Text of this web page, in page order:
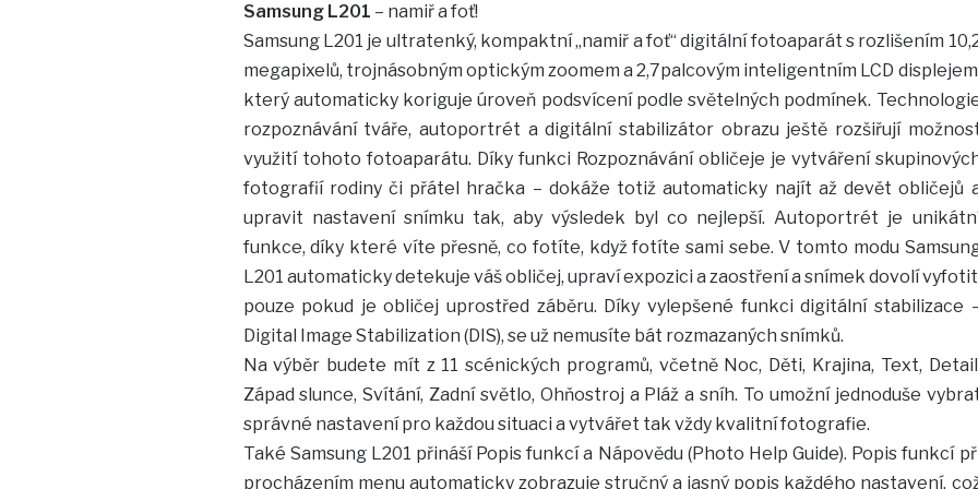
Samsung L201 – namiř a foť!
Samsung L201 je ultratenký, kompaktní „namiř a foť“ digitální fotoaparát s rozlišením
megapixelů, trojnásobným optickým zoomem a 2,7palcovým inteligentním LCD
který automaticky koriguje úroveň podsvícení podle světelných podmínek.
rozpoznávání tváře, autoportrét a digitální stabilizátor obrazu ještě rozšiřují
využití tohoto fotoaparátu. Díky funkci Rozpoznávání obličeje je vytváření
fotografií rodiny či přátel hračka – dokáže totiž automaticky najít až devět obličejů
upravit nastavení snímku tak, aby výsledek byl co nejlepší. Autoportrét je
funkce, díky které víte přesně, co fotíte, když fotíte sami sebe. V tomto modu
L201 automaticky detekuje váš obličej, upraví expozici a zaostření a snímek dovolí
pouze pokud je obličej uprostřed záběru. Díky vylepšené funkci digitální stabilizace
Digital Image Stabilization (DIS), se už nemusíte bát rozmazaných snímků.
Na výběr budete mít z 11 scénických programů, včetně Noc, Děti, Krajina, Text,
Západ slunce, Svítání, Zadní světlo, Ohňostroj a Pláž a sníh. To umožní jednoduše
správné nastavení pro každou situaci a vytvářet tak vždy kvalitní fotografie.
Také Samsung L201 přináší Popis funkcí a Nápovědu (Photo Help Guide). Popis funkcí
procházením menu automaticky zobrazuje stručný a jasný popis každého nastavení,